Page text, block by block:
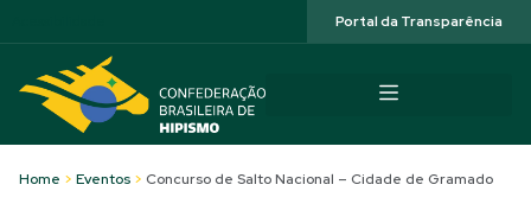
Portal da Transparência
Home > Eventos > Concurso de Salto Nacional – Cidade de Gramado